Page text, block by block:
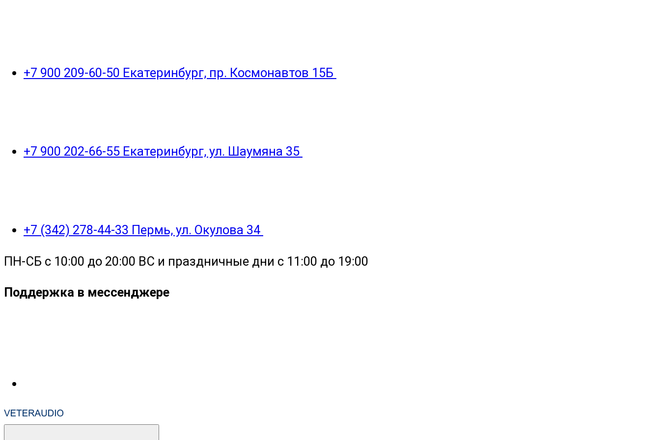
+7 900 209-60-50 Екатеринбург, пр. Космонавтов 15Б
+7 900 202-66-55 Екатеринбург, ул. Шаумяна 35
+7 (342) 278-44-33 Пермь, ул. Окулова 34
ПН-СБ с 10:00 до 20:00 ВС и праздничные дни с 11:00 до 19:00
Поддержка в мессенджере